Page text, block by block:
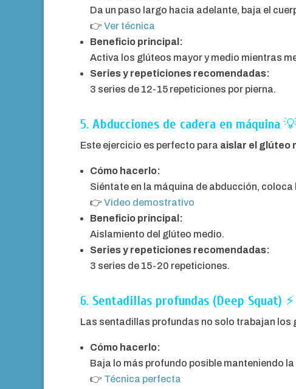
Da un paso largo hacia adelante, baja el
👉 Ver técnica
Beneficio principal:
Activa los glúteos mayor y medio mientras
Series y repeticiones recomendadas:
3 series de 12-15 repeticiones por pierna.
5. Abducciones de cadera en máquina
Este ejercicio es perfecto para aislar el glúteo
Cómo hacerlo:
Siéntate en la máquina de abducción,
👉 Video demostrativo
Beneficio principal:
Aislamiento del glúteo medio.
Series y repeticiones recomendadas:
3 series de 15-20 repeticiones.
6. Sentadillas profundas (Deep Squat) ⚡
Las sentadillas profundas no solo trabajan los
Cómo hacerlo:
Baja lo más profundo posible manteniendo
👉 Técnica perfecta